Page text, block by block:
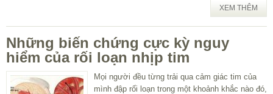
XEM THÊM
Những biến chứng cực kỳ nguy
hiểm của rối loạn nhịp tim
Mọi người đều từng trải qua cảm giác tim của
mình đập rối loạn trong một khoảnh khắc nào đó,